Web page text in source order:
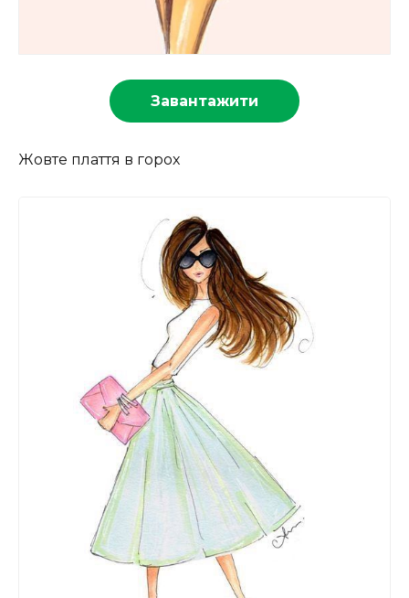
Завантажити
Жовте плаття в горох